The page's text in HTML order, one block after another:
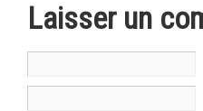
Laisser un